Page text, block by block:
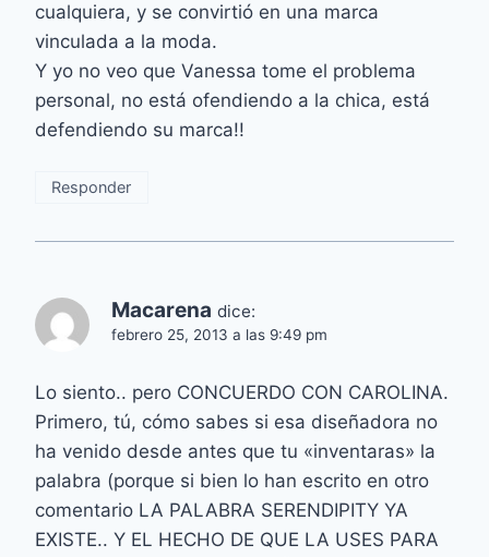
cualquiera, y se convirtió en una marca
vinculada a la moda.
Y yo no veo que Vanessa tome el problema
personal, no está ofendiendo a la chica, está
defendiendo su marca!!
Responder
Macarena dice:
febrero 25, 2013 a las 9:49 pm
Lo siento.. pero CONCUERDO CON CAROLINA.
Primero, tú, cómo sabes si esa diseñadora no
ha venido desde antes que tu «inventaras» la
palabra (porque si bien lo han escrito en otro
comentario LA PALABRA SERENDIPITY YA
EXISTE.. Y EL HECHO DE QUE LA USES PARA